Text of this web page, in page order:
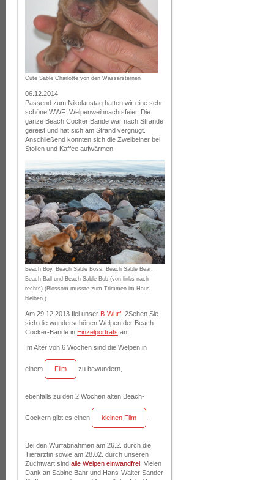
Cute Sable Charlotte von den Wassersternen
06.12.2014
Passend zum Nikolaustag hatten wir eine sehr
schöne WWF: Welpenweihnachtsfeier. Die
ganze Beach Cocker Bande war nach Strande
gereist und hat sich am Strand vergnügt.
Anschließend konnten sich die Zweibeiner bei
Stollen und Kaffee aufwärmen.
Beach Boy, Beach Sable Boss, Beach Sable Bear,
Beach Ball und Beach Sable Bob (von links nach
rechts) (Blossom musste zum Trimmen im Haus
bleiben.)
Am 29.12.2013 fiel unser B-Wurf: 2Sehen Sie
sich die wunderschönen Welpen der Beach-
Cocker-Bande in Einzelporträts an!
Im Alter von 6 Wochen sind die Welpen in
einem Film zu bewundern,
ebenfalls zu den 2 Wochen alten Beach-
Cockern gibt es einen kleinen Film
Bei den Wurfabnahmen am 26.2. durch die
Tierärztin sowie am 28.02. durch unseren
Zuchtwart sind alle Welpen einwandfrei! Vielen
Dank an Sabine Bahr und Hans-Walter Sander